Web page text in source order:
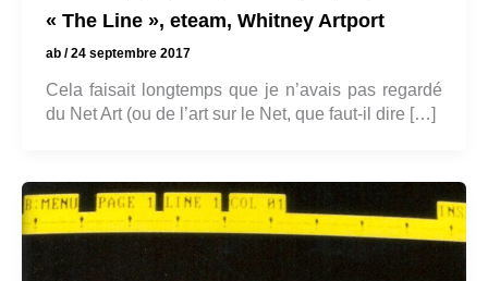
« The Line », eteam, Whitney Artport
ab /24 septembre 2017
Cela faisait longtemps que je n’avais pas regardé
du Net Art (ou de l’art sur le Net, que faut-il dire […]